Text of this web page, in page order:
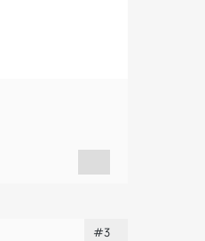
#3